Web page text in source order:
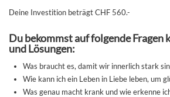
Deine Investition beträgt CHF 560.-
Du bekommst auf folgende
und Lösungen:
Was braucht es, damit wir innerlich stark
Wie kann ich ein Leben in Liebe leben, um
Was genau macht krank und wie erkenne